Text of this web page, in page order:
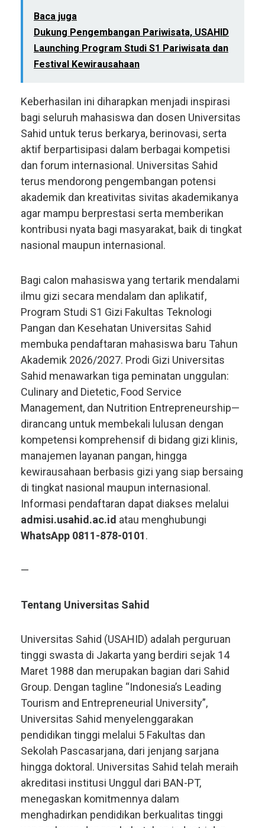
Baca juga
Dukung Pengembangan Pariwisata, USAHID
Launching Program Studi S1 Pariwisata dan
Festival Kewirausahaan
Keberhasilan ini diharapkan menjadi inspirasi
bagi seluruh mahasiswa dan dosen Universitas
Sahid untuk terus berkarya, berinovasi, serta
aktif berpartisipasi dalam berbagai kompetisi
dan forum internasional. Universitas Sahid
terus mendorong pengembangan potensi
akademik dan kreativitas sivitas akademikanya
agar mampu berprestasi serta memberikan
kontribusi nyata bagi masyarakat, baik di tingkat
nasional maupun internasional.
Bagi calon mahasiswa yang tertarik mendalami
ilmu gizi secara mendalam dan aplikatif,
Program Studi S1 Gizi Fakultas Teknologi
Pangan dan Kesehatan Universitas Sahid
membuka pendaftaran mahasiswa baru Tahun
Akademik 2026/2027. Prodi Gizi Universitas
Sahid menawarkan tiga peminatan unggulan:
Culinary and Dietetic, Food Service
Management, dan Nutrition Entrepreneurship—
dirancang untuk membekali lulusan dengan
kompetensi komprehensif di bidang gizi klinis,
manajemen layanan pangan, hingga
kewirausahaan berbasis gizi yang siap bersaing
di tingkat nasional maupun internasional.
Informasi pendaftaran dapat diakses melalui
admisi.usahid.ac.id atau menghubungi
WhatsApp 0811-878-0101.
—
Tentang Universitas Sahid
Universitas Sahid (USAHID) adalah perguruan
tinggi swasta di Jakarta yang berdiri sejak 14
Maret 1988 dan merupakan bagian dari Sahid
Group. Dengan tagline “Indonesia’s Leading
Tourism and Entrepreneurial University”,
Universitas Sahid menyelenggarakan
pendidikan tinggi melalui 5 Fakultas dan
Sekolah Pascasarjana, dari jenjang sarjana
hingga doktoral. Universitas Sahid telah meraih
akreditasi institusi Unggul dari BAN-PT,
menegaskan komitmennya dalam
menghadirkan pendidikan berkualitas tinggi